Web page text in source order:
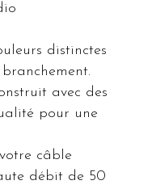
distinctes
avec des
pour une
câble
débit de 50